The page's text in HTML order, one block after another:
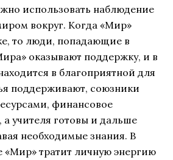
использовать наблюдение
вокруг. Когда «Мир»
то люди, попадающие в
оказывают поддержку, и в
в благоприятной для
поддерживают, союзники
финансовое
а учителя готовы и дальше
необходимые знания. В
«Мир» тратит личную энергию